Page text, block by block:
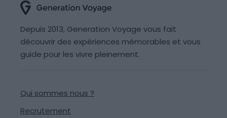
Depuis 2013, Generation Voyage vous fait
découvrir des expériences mémorables et vous
guide pour les vivre pleinement.
Qui sommes nous ?
Recrutement